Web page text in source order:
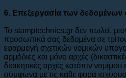
6. Eπεξεργασία των δεδομένων
To stamptechnics.gr δεν πωλεί,
προσωπικά σας δεδομένα σε
εφαρμογή σχετικών νομικών
αρμόδιες και μόνο αρχές
διοικητικές αρχές κατόπιν νομίμου
σύμφωνα με τις κάθε φορά